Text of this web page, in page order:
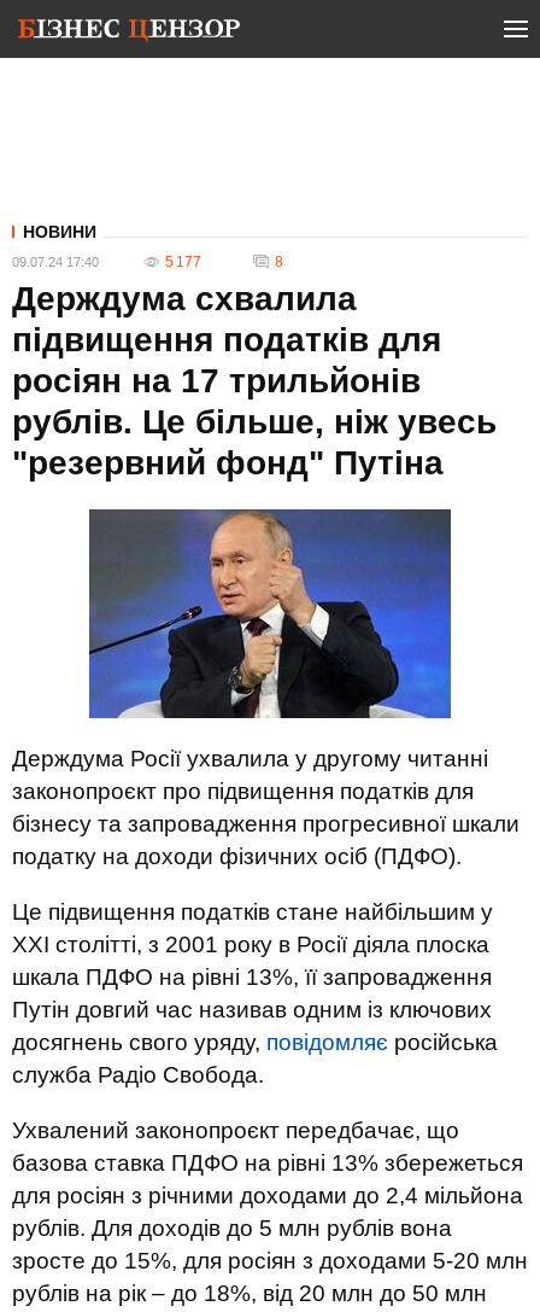
НОВИНИ
09.07.24 17:40 5 177 8
Держдума схвалила
підвищення податків для
росіян на 17 трильйонів
рублів. Це більше, ніж увесь
"резервний фонд" Путіна
Держдума Росії ухвалила у другому читанні
законопроєкт про підвищення податків для
бізнесу та запровадження прогресивної шкали
податку на доходи фізичних осіб (ПДФО).
Це підвищення податків стане найбільшим у
XXI столітті, з 2001 року в Росії діяла плоска
шкала ПДФО на рівні 13%, її запровадження
Путін довгий час називав одним із ключових
досягнень свого уряду, повідомляє російська
служба Радіо Свобода.
Ухвалений законопроєкт передбачає, що
базова ставка ПДФО на рівні 13% збережеться
для росіян з річними доходами до 2,4 мільйона
рублів. Для доходів до 5 млн рублів вона
зросте до 15%, для росіян з доходами 5-20 млн
рублів на рік – до 18%, від 20 млн до 50 млн